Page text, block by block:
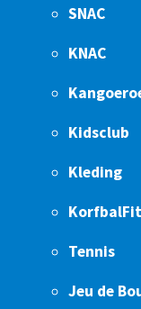
SNAC
KNAC
Kidsclub
Kleding
KorfbalFit
Tennis
Jeu de